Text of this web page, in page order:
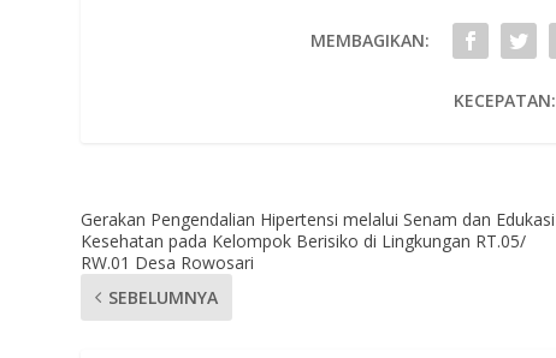
MEMBAGIKAN:
KECEPATAN:
Gerakan Pengendalian Hipertensi melalui Senam dan Edukasi
Kesehatan pada Kelompok Berisiko di Lingkungan RT.05/
RW.01 Desa Rowosari
SEBELUMNYA